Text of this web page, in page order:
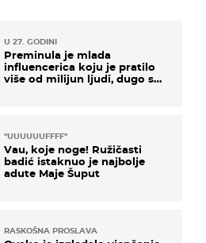
U 27. GODINI
Preminula je mlada
influencerica koju je pratilo
više od milijun ljudi, dugo se
"UUUUUUFFFF"
Vau, koje noge! Ružičasti
badić istaknuo je najbolje
adute Maje Šuput
RASKOŠNA PROSLAVA